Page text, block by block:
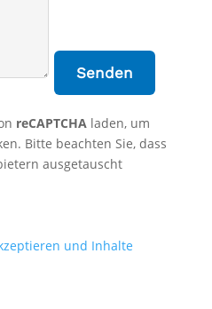
reCAPTCHAladen, um
Bitte beachten Sie, dass
ausgetauscht
und Inhalte